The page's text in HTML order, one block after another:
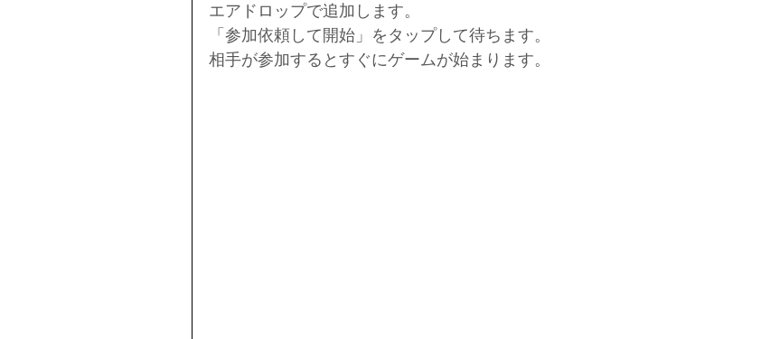
エアドロップで追加します。
「参加依頼して開始」をタップして待ちます。
相手が参加するとすぐにゲームが始まります。